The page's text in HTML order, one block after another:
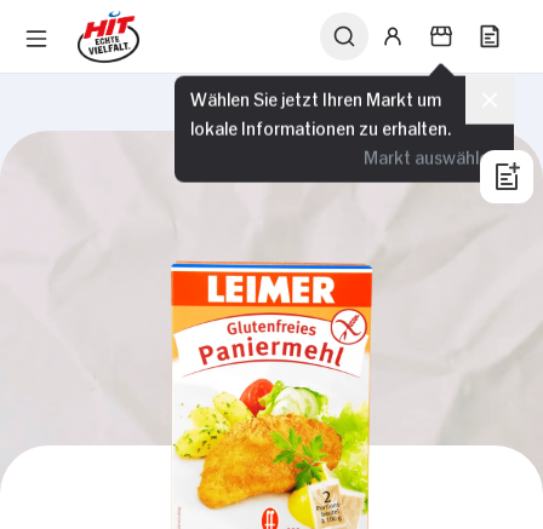
Wählen Sie jetzt Ihren Markt um
lokale Informationen zu erhalten.
Markt auswählen